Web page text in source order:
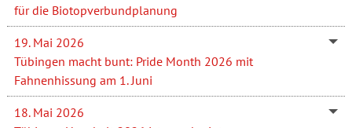
für die Biotopverbundplanung
19. Mai 2026
Tübingen macht bunt: Pride Month 2026 mit
Fahnenhissung am 1. Juni
18. Mai 2026